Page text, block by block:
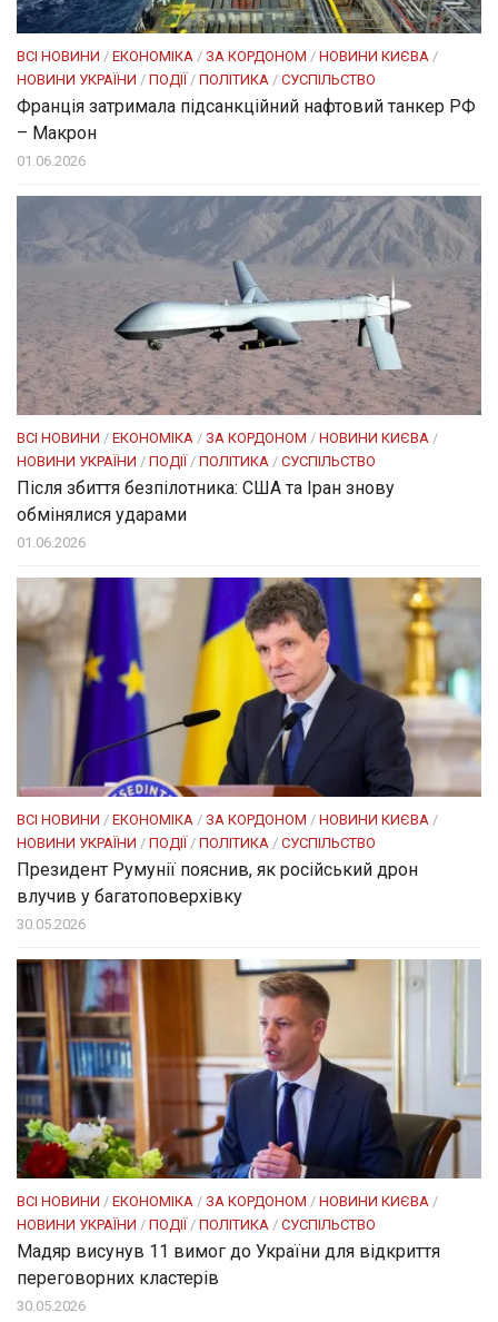
ВСІ НОВИНИ / ЕКОНОМІКА / ЗА КОРДОНОМ / НОВИНИ КИЄВА /
НОВИНИ УКРАЇНИ / ПОДІЇ / ПОЛІТИКА / СУСПІЛЬСТВО
Франція затримала підсанкційний нафтовий танкер РФ
– Макрон
01.06.2026
ВСІ НОВИНИ / ЕКОНОМІКА / ЗА КОРДОНОМ / НОВИНИ КИЄВА /
НОВИНИ УКРАЇНИ / ПОДІЇ/ ПОЛІТИКА / СУСПІЛЬСТВО
Після збиття безпілотника: США та Іран знову
обмінялися ударами
01.06.2026
ВСІ НОВИНИ / ЕКОНОМІКА / ЗА КОРДОНОМ / НОВИНИ КИЄВА /
НОВИНИ УКРАЇНИ / ПОДІЇ/ ПОЛІТИКА / СУСПІЛЬСТВО
Президент Румунії пояснив, як російський дрон
влучив у багатоповерхівку
30.05.2026
ВСІ НОВИНИ / ЕКОНОМІКА / ЗА КОРДОНОМ / НОВИНИ КИЄВА /
НОВИНИ УКРАЇНИ / ПОДІЇ/ ПОЛІТИКА / СУСПІЛЬСТВО
Мадяр висунув 11 вимог до України для відкриття
переговорних кластерів
30.05.2026